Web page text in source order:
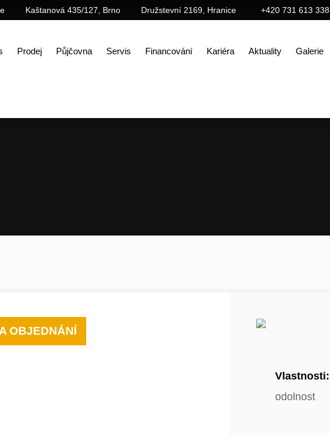
+420 731 613 338
Kaštanová 435/127, Brno Družstevní 2169, Hranice
Prodej Půjčovna Servis Financování Kariéra Aktuality Galerie
OBJEDNÁNÍ
Vlastnosti:
odolnost